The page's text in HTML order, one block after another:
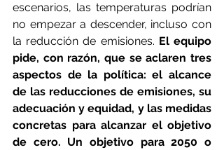
escenarios, las temperaturas podrían
no empezar a descender, incluso con
la reducción de emisiones. El equipo
pide, con razón, que se aclaren tres
aspectos de la política: el alcance
de las reducciones de emisiones, su
adecuación y equidad, y las medidas
concretas para alcanzar el objetivo
de cero. Un objetivo para 2050 o